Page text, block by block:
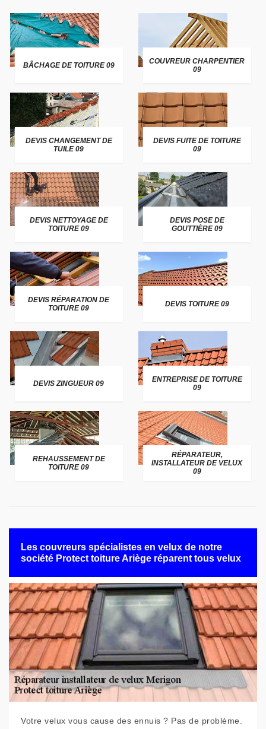
BÂCHAGE DE TOITURE 09
COUVREUR CHARPENTIER
09
DEVIS CHANGEMENT DE
TUILE 09
DEVIS FUITE DE TOITURE
09
DEVIS NETTOYAGE DE
TOITURE 09
DEVIS POSE DE
GOUTTIÈRE 09
DEVIS RÉPARATION DE
TOITURE 09
DEVIS TOITURE 09
DEVIS ZINGUEUR 09
ENTREPRISE DE TOITURE
09
REHAUSSEMENT DE
TOITURE 09
RÉPARATEUR,
INSTALLATEUR DE VELUX
09
Les couvreurs spécialistes en velux de notre
société Protect toiture Ariège réparent tous velux
Votre velux vous cause des ennuis ? Pas de problème.